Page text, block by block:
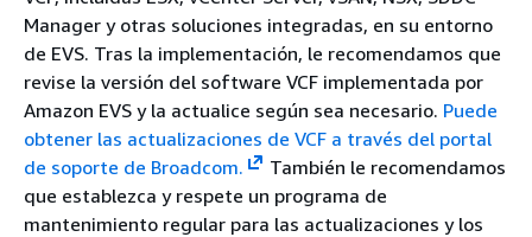
Manager y otras soluciones integradas, en su entorno
de EVS. Tras la implementación, le recomendamos que
revise la versión del software VCF implementada por
Amazon EVS y la actualice según sea necesario. Puede
obtener las actualizaciones de VCF a través del portal
de soporte de Broadcom.
También le recomendamos
que establezca y respete un programa de
mantenimiento regular para las actualizaciones y los